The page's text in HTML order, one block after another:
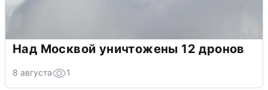
Над Москвой уничтожены 12 дронов
8 августа 1